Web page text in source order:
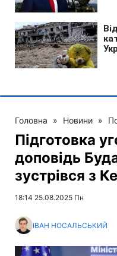
Головна » Новини »
Підготовка
доповідь
зустрівся з
18:14 25.08.2025 Пн
ІВАН НОСАЛЬСЬКИЙ